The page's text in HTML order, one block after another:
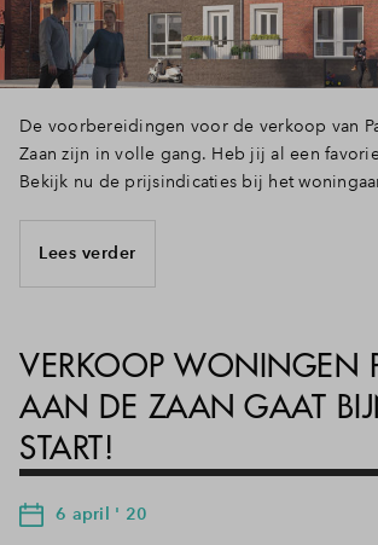
De voorbereidingen voor de verkoop van
Zaan zijn in volle gang. Heb jij al een
Bekijk nu de prijsindicaties bij het
Lees verder
VERKOOP WONINGEN
AAN DE ZAAN GAAT
START!
6 april ' 20